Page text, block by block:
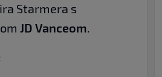
Starmera s
JD Vanceom